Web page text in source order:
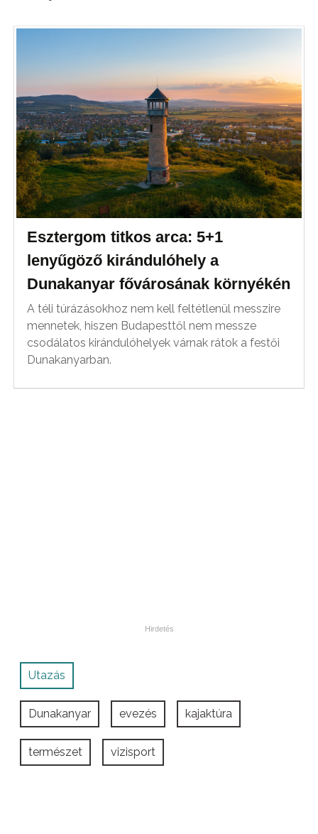
Esztergom titkos arca: 5+1
lenyűgöző kirándulóhely a
Dunakanyar fővárosának környékén
A téli túrázásokhoz nem kell feltétlenül messzire
mennetek, hiszen Budapesttől nem messze
csodálatos kirándulóhelyek várnak rátok a festői
Dunakanyarban.
Utazás
Dunakanyar evezés kajaktúra
természet vizisport